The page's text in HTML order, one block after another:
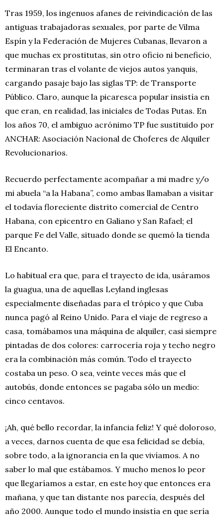
Tras 1959, los ingenuos afanes de reivindicación de las
antiguas trabajadoras sexuales, por parte de Vilma
Espín y la Federación de Mujeres Cubanas, llevaron a
que muchas ex prostitutas, sin otro oficio ni beneficio,
terminaran tras el volante de viejos autos yanquis,
cargando pasaje bajo las siglas TP: de Transporte
Público. Claro, aunque la picaresca popular insistía en
que eran, en realidad, las iniciales de Todas Putas. En
los años 70, el ambiguo acrónimo TP fue sustituido por
ANCHAR: Asociación Nacional de Choferes de Alquiler
Revolucionarios.
Recuerdo perfectamente acompañar a mi madre y/o
mi abuela “a la Habana”, como ambas llamaban a visitar
el todavía floreciente distrito comercial de Centro
Habana, con epicentro en Galiano y San Rafael; el
parque Fe del Valle, situado donde se quemó la tienda
El Encanto.
Lo habitual era que, para el trayecto de ida, usáramos
la guagua, una de aquellas Leyland inglesas
especialmente diseñadas para el trópico y que Cuba
nunca pagó al Reino Unido. Para el viaje de regreso a
casa, tomábamos una máquina de alquiler, casi siempre
pintadas de dos colores: carrocería roja y techo negro
era la combinación más común. Todo el trayecto
costaba un peso. O sea, veinte veces más que el
autobús, donde entonces se pagaba sólo un medio:
cinco centavos.
¡Ah, qué bello recordar, la infancia feliz! Y qué doloroso,
a veces, darnos cuenta de que esa felicidad se debía,
sobre todo, a la ignorancia en la que vivíamos. A no
saber lo mal que estábamos. Y mucho menos lo peor
que llegaríamos a estar, en este hoy que entonces era
mañana, y que tan distante nos parecía, después del
año 2000. Aunque todo el mundo insistía en que sería